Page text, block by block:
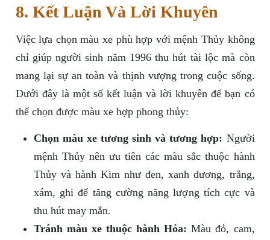
8. Kết Luận Và Lời Khuyên
Việc lựa chọn màu xe phù hợp với mệnh Thủy không
chỉ giúp người sinh năm 1996 thu hút tài lộc mà còn
mang lại sự an toàn và thịnh vượng trong cuộc sống.
Dưới đây là một số kết luận và lời khuyên để bạn có
thể chọn được màu xe hợp phong thủy:
Chọn màu xe tương sinh và tương hợp: Người
mệnh Thủy nên ưu tiên các màu sắc thuộc hành
Thủy và hành Kim như đen, xanh dương, trắng,
xám, ghi để tăng cường năng lượng tích cực và
thu hút may mắn.
Tránh màu xe thuộc hành Hỏa: Màu đỏ, cam,